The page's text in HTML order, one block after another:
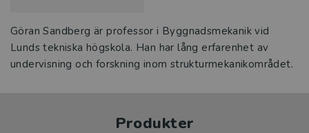
Göran Sandberg är professor i Byggnadsmekanik vid
Lunds tekniska högskola. Han har lång erfarenhet av
undervisning och forskning inom strukturmekanikområdet.
Produkter